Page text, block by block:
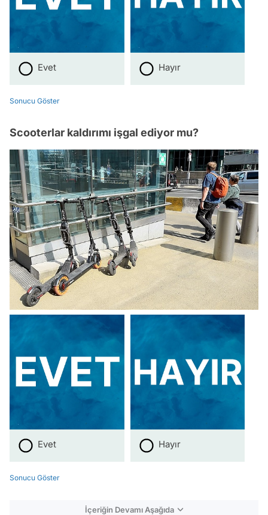
Evet Hayır
Sonucu Göster
Scooterlar kaldırımı işgal ediyor mu?
Evet Hayır
Sonucu Göster
İçeriğin Devamı Aşağıda